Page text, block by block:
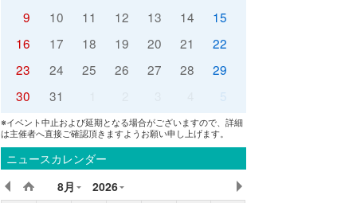
9
10 11 12 13 14
15
16
17 18 19 20 21
22
23
24 25 26 27 28
29
30
31 5
※イベント中止および延期となる場合がございますので、詳細
は主催者へ直接ご確認頂きますようお願い申し上げます。
ニュースカレンダー
8月 2026